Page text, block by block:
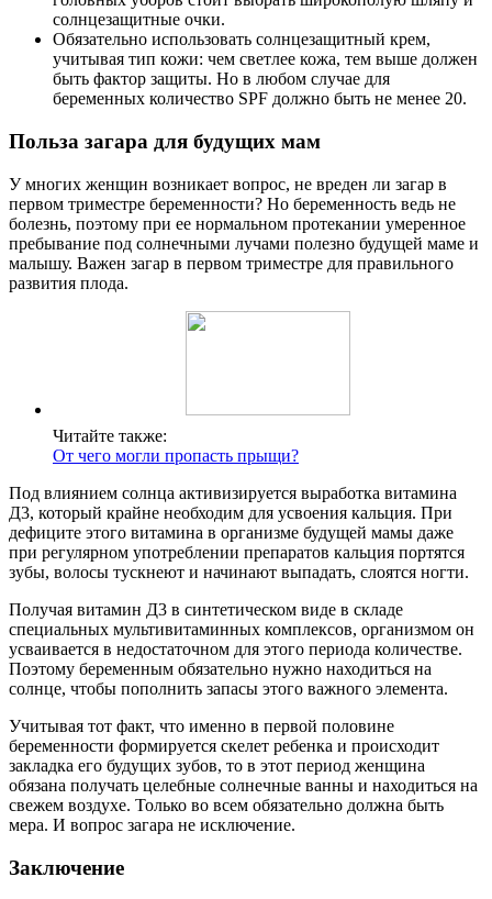
солнцезащитные очки.
Обязательно использовать солнцезащитный крем,
учитывая тип кожи: чем светлее кожа, тем выше должен
быть фактор защиты. Но в любом случае для
беременных количество SPF должно быть не менее 20.
Польза загара для будущих мам
У многих женщин возникает вопрос, не вреден ли загар в
первом триместре беременности? Но беременность ведь не
болезнь, поэтому при ее нормальном протекании умеренное
пребывание под солнечными лучами полезно будущей маме и
малышу. Важен загар в первом триместре для правильного
развития плода.
Читайте также:
От чего могли пропасть прыщи?
Под влиянием солнца активизируется выработка витамина
Д3, который крайне необходим для усвоения кальция. При
дефиците этого витамина в организме будущей мамы даже
при регулярном употреблении препаратов кальция портятся
зубы, волосы тускнеют и начинают выпадать, слоятся ногти.
Получая витамин Д3 в синтетическом виде в складе
специальных мультивитаминных комплексов, организмом он
усваивается в недостаточном для этого периода количестве.
Поэтому беременным обязательно нужно находиться на
солнце, чтобы пополнить запасы этого важного элемента.
Учитывая тот факт, что именно в первой половине
беременности формируется скелет ребенка и происходит
закладка его будущих зубов, то в этот период женщина
обязана получать целебные солнечные ванны и находиться на
свежем воздухе. Только во всем обязательно должна быть
мера. И вопрос загара не исключение.
Заключение